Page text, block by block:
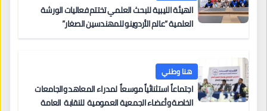
الهيئة الليبية للبحث العلمي تختتم فعاليات الورشة
العلمية “عالم الأردوينو للمهندسين الصغار”
هنا وطني
اجتماعاً استثنائياً موسعاً لمدراء المعاهد والجامعات
الخاصة وأعضاء الجمعية العمومية للنقابة العامة